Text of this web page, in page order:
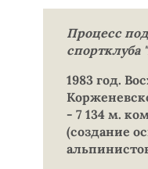
Процесс
спортклуба
1983 год.
- 7 134 м.
(создание